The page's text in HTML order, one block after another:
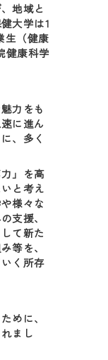
地域と
大学は1
生（健康
健康科学
力をも
に進ん
、多く
」を高
と考え
様々な
支援、
て新た
等を、
く所存
めに、
まし